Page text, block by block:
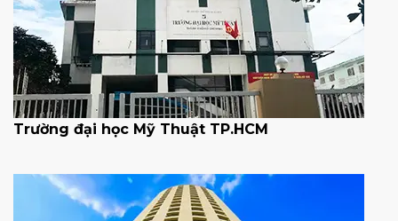
Trường đại học Mỹ Thuật TP.HCM